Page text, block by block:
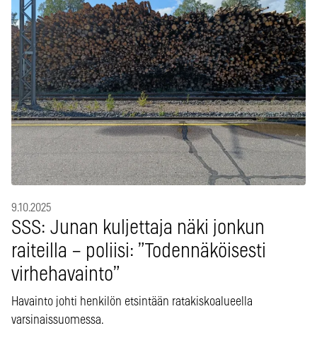
9.10.2025
SSS: Junan kuljettaja näki jonkun
raiteilla – poliisi: ”Todennäköisesti
virhehavainto”
Havainto johti henkilön etsintään ratakiskoalueella
varsinaissuomessa.